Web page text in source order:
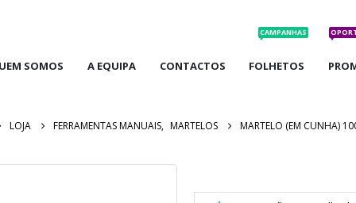
SOMOS A EQUIPA CONTACTOS FOLHETOS
CAMPANHAS
LOJA FERRAMENTAS MANUAIS, MARTELOS MARTELO (EM CUNHA)